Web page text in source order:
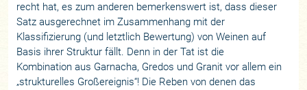
recht hat, es zum anderen bemerkenswert ist, dass dieser
Satz ausgerechnet im Zusammenhang mit der
Klassifizierung (und letztlich Bewertung) von Weinen auf
Basis ihrer Struktur fällt. Denn in der Tat ist die
Kombination aus Garnacha, Gredos und Granit vor allem ein
„strukturelles Großereignis“! Die Reben von denen das